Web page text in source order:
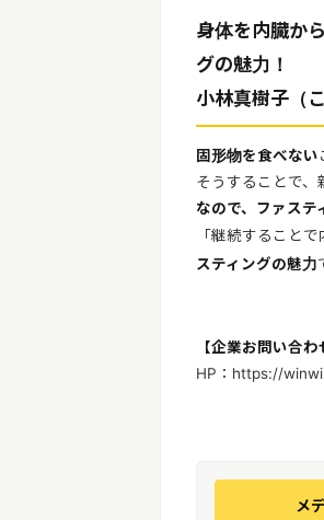
身体を内臓か
グの魅力！
小林真樹子（
固形物を食べない
そうすることで、
なので、ファステ
「継続すること
スティングの魅力
【企業お問い合
HP：https://
メ